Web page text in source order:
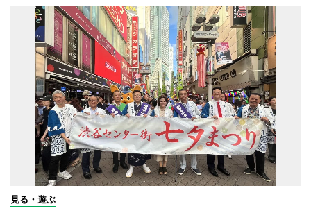
見る・遊ぶ